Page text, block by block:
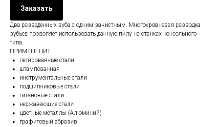
Заказать
Два разведенных зуба с одним зачистным. Многоуровневая разводка
зубьев позволяет использовать данную пилу на станках консольного
типа.
ПРИМЕНЕНИЕ:
легированные стали
штампованная
инструментальные стали
подшипниковые стали
титановые стали
нержавеющие стали
цветные металлы (Алюминий)
графитовый абразив